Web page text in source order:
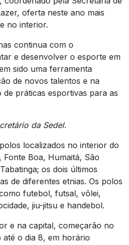
oferta neste ano mais
no interior.
continua com o
e desenvolver o esporte em
sido uma ferramenta
de novos talentos e na
práticas esportivas para as
da Sedel.
localizados no interior do
Fonte Boa, Humaitá, São
os dois últimos
de diferentes etnias. Os polos
futebol, futsal, vôlei,
jiu-jitsu e handebol.
e na capital, começarão no
o dia 8, em horário